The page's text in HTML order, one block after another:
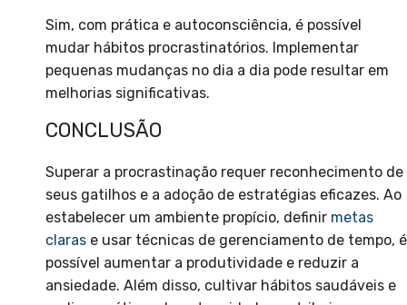
Sim, com prática e autoconsciência, é possível
mudar hábitos procrastinatórios. Implementar
pequenas mudanças no dia a dia pode resultar em
melhorias significativas.
CONCLUSÃO
Superar a procrastinação requer reconhecimento de
seus gatilhos e a adoção de estratégias eficazes. Ao
estabelecer um ambiente propício, definir metas
claras e usar técnicas de gerenciamento de tempo, é
possível aumentar a produtividade e reduzir a
ansiedade. Além disso, cultivar hábitos saudáveis e